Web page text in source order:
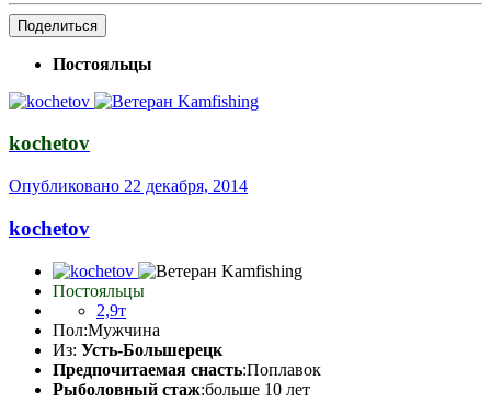
Поделиться
Постояльцы
kochetov
Опубликовано 22 декабря, 2014
kochetov
Постояльцы
2,9т
Пол:Мужчина
Из: Усть-Большерецк
Предпочитаемая снасть:Поплавок
Рыболовный стаж:больше 10 лет